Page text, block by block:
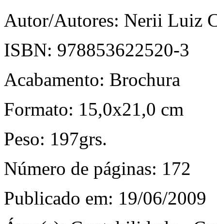
Autor/Autores: Nerii Luiz
ISBN: 978853622520-3
Acabamento: Brochura
Formato: 15,0x21,0 cm
Peso: 197grs.
Número de páginas: 172
Publicado em: 19/06/2009